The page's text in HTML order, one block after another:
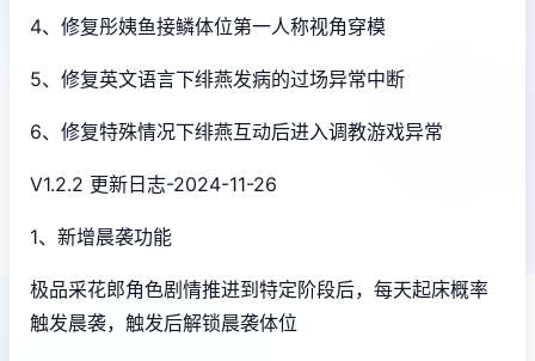
4、修复彤姨鱼接鳞体位第一人称视角穿模
5、修复英文语言下绯燕发病的过场异常中断
6、修复特殊情况下绯燕互动后进入调教游戏异常
V1.2.2 更新日志-2024-11-26
1、新增晨袭功能
极品采花郎角色剧情推进到特定阶段后，每天起床概率
触发晨袭，触发后解锁晨袭体位